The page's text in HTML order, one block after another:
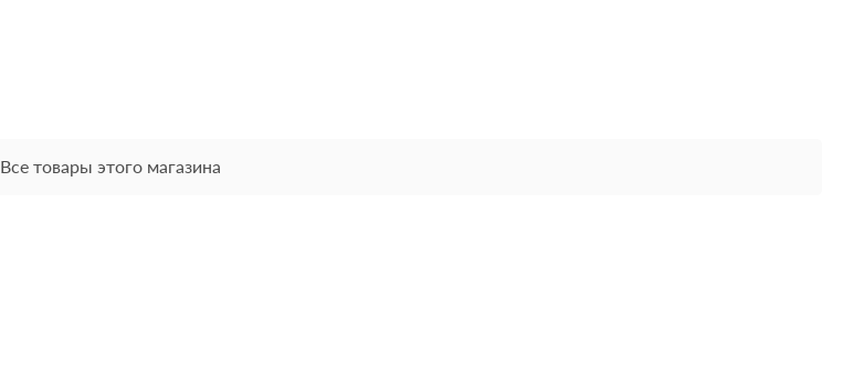
Все товары этого магазина